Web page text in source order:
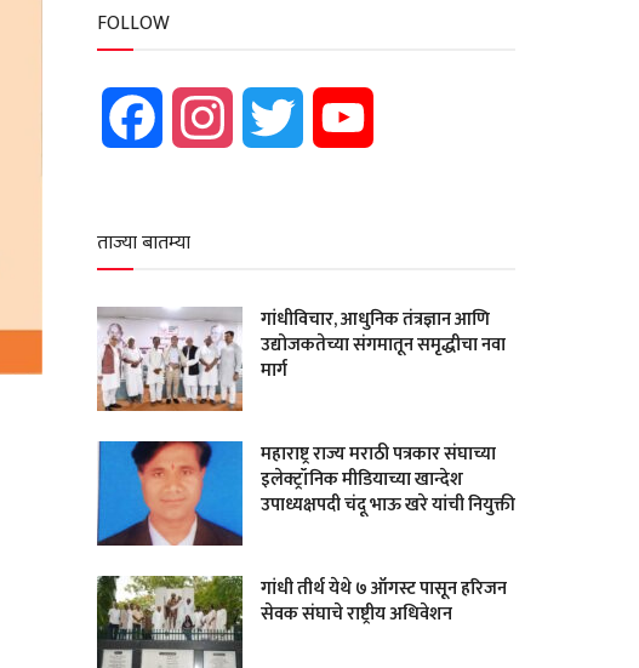
FOLLOW
Facebook Instagram Twitter
ताज्या बातम्या
गांधीविचार, आधुनिक तंत्रज्ञान आणि
उद्योजकतेच्या संगमातून समृद्धीचा नवा
मार्ग
महाराष्ट्र राज्य मराठी पत्रकार संघाच्या
इलेक्ट्रॉनिक मीडियाच्या खान्देश
उपाध्यक्षपदी चंदू भाऊ खरे यांची नियुक्ती
गांधी तीर्थ येथे ७ ऑगस्ट पासून हरिजन
सेवक संघाचे राष्ट्रीय अधिवेशन